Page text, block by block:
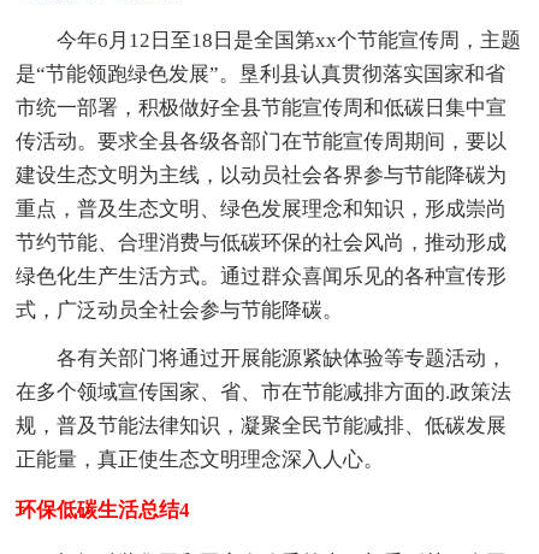
今年6月12日至18日是全国第xx个节能宣传周，主题
是“节能领跑绿色发展”。垦利县认真贯彻落实国家和省
市统一部署，积极做好全县节能宣传周和低碳日集中宣
传活动。要求全县各级各部门在节能宣传周期间，要以
建设生态文明为主线，以动员社会各界参与节能降碳为
重点，普及生态文明、绿色发展理念和知识，形成崇尚
节约节能、合理消费与低碳环保的社会风尚，推动形成
绿色化生产生活方式。通过群众喜闻乐见的各种宣传形
式，广泛动员全社会参与节能降碳。
各有关部门将通过开展能源紧缺体验等专题活动，
在多个领域宣传国家、省、市在节能减排方面的.政策法
规，普及节能法律知识，凝聚全民节能减排、低碳发展
正能量，真正使生态文明理念深入人心。
环保低碳生活总结4